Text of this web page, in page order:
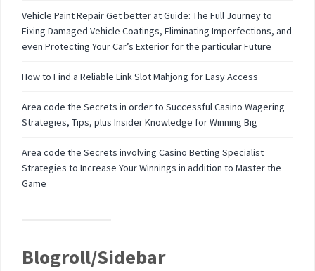
Vehicle Paint Repair Get better at Guide: The Full Journey to
Fixing Damaged Vehicle Coatings, Eliminating Imperfections, and
even Protecting Your Car’s Exterior for the particular Future
How to Find a Reliable Link Slot Mahjong for Easy Access
Area code the Secrets in order to Successful Casino Wagering
Strategies, Tips, plus Insider Knowledge for Winning Big
Area code the Secrets involving Casino Betting Specialist
Strategies to Increase Your Winnings in addition to Master the
Game
Blogroll/Sidebar